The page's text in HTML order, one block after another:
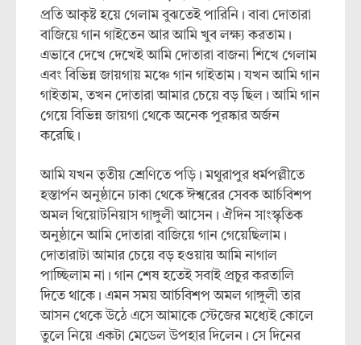
প্রতি আকৃষ্ট হয়ে গেলাম বুঝতেই পারিনি। বাবা দোতারা
বাজিয়ে গান গাইতেন আর আমি খুব লক্ষ্য করতাম।
এভাবে দেখে দেখেই আমি দোতারা বাজনা শিখে গেলাম
এবং বিভিন্ন জায়গায় মঞ্চে গান গাইতাম। যখন আমি গান
গাইতাম, তখন দোতারা আমার চেয়ে বড় ছিল। আমি গান
গেয়ে বিভিন্ন জায়গা থেকে অনেক পুরষ্কার অর্জন
করেছি।
আমি যখন তৃতীয় শ্রেণিতে পড়ি। মথুরাপুর ধর্মপল্লীতে
হস্তার্পন অনুষ্ঠানে ঢাকা থেকে ঈশ্বরের সেবক আর্চবিশপ
অমল থিয়োটনিয়াস গাঙ্গুলী আসেন। ঐদিন সাংস্কৃতিক
অনুষ্ঠানে আমি দোতারা বাজিয়ে গান গেয়েছিলাম।
দোতারাটা আমার চেয়ে বড় হওয়ায় আমি নাগাল
পাচ্ছিলাম না। গান শেষ হতেই সবাই প্রচুর করতালি
দিতে থাকে। এমন সময় আর্চবিশপ অমল গাঙ্গুলী তার
আসন থেকে উঠে এসে আমাকে স্টেজের মধ্যেই কোলে
তুলে নিয়ে একটা মেডেল উপহার দিলেন। সে দিনের